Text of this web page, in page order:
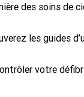
des soins de
les guides
votre